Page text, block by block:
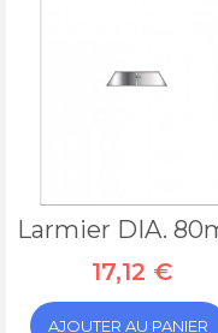
Larmier DIA.
17,12 €
AJOUTER AU PANIER